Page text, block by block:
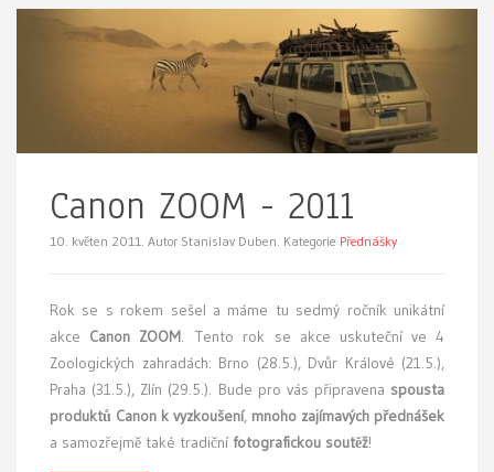
Canon ZOOM - 2011
10. květen 2011. Autor Stanislav Duben. Kategorie Přednášky
Rok se s rokem sešel a máme tu sedmý ročník unikátní
akce Canon ZOOM. Tento rok se akce uskuteční ve 4
Zoologických zahradách: Brno (28.5.), Dvůr Králové (21.5.),
Praha (31.5.), Zlín (29.5.). Bude pro vás připravena spousta
produktů Canon k vyzkoušení, mnoho zajímavých přednášek
a samozřejmě také tradiční fotografickou soutěž!